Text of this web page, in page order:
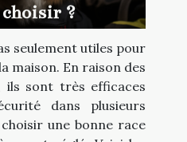
?
seulement utiles pour
maison. En raison des
ils sont très efficaces
dans plusieurs
une bonne race